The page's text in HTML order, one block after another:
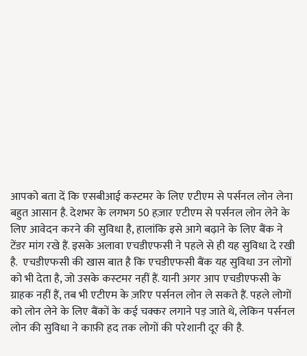
आपको बता दें कि एसबीआई कस्‍टमर के लिए एटीएम से पर्सनल लोन लेना
बहुत आसान है. देशभर के लगभग 50 हज़ार एटीएम से पर्सनल लोन लेने के
लिए आवेदन करने की सुविधा है, हालांकि इसे आगे बढ़ाने के लिए बैंक ने
टेंडर मांग रखे हैं. इसके अलावा एचडीएफसी ने पहले से ही यह सुविधा दे रखी
है. एचडीएफसी की खास बात है कि एचडीएफसी बैंक यह सुविधा उन लोगों
को भी देता है, जो उसके कस्‍टमर नहीं हैं. यानी अगर आप एचडीएफसी के
ग्राहक नहीं हैं, तब भी एटीएम के ज़रिए पर्सनल लोन ले सकते हैं. पहले लोगों
को लोन लेने के लिए बैंकों के कई चक्कर लगाने पड़ जाते थे, लेकिन पर्सनल
लोन की सुविधा ने काफ़ी हद तक लोगों की परेशानी दूर की है.